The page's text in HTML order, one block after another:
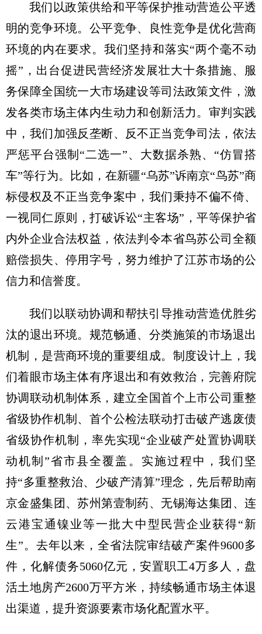
我们以政策供给和平等保护推动营造公平透
明的竞争环境。公平竞争、良性竞争是优化营商
环境的内在要求。我们坚持和落实“两个毫不动
摇”，出台促进民营经济发展壮大十条措施、服
务保障全国统一大市场建设等司法政策文件，激
发各类市场主体内生动力和创新活力。审判实践
中，我们加强反垄断、反不正当竞争司法，依法
严惩平台强制“二选一”、大数据杀熟、“仿冒搭
车”等行为。比如，在新疆“乌苏”诉南京“鸟苏”商
标侵权及不正当竞争案中，我们秉持不偏不倚、
一视同仁原则，打破诉讼“主客场”，平等保护省
内外企业合法权益，依法判令本省鸟苏公司全额
赔偿损失、停用字号，努力维护了江苏市场的公
信力和信誉度。
我们以联动协调和帮扶引导推动营造优胜劣
汰的退出环境。规范畅通、分类施策的市场退出
机制，是营商环境的重要组成。制度设计上，我
们着眼市场主体有序退出和有效救治，完善府院
协调联动机制体系，建立全国首个上市公司重整
省级协作机制、首个公检法联动打击破产逃废债
省级协作机制，率先实现“企业破产处置协调联
动机制”省市县全覆盖。实施过程中，我们坚
持“多重整救治、少破产清算”理念，先后帮助南
京金盛集团、苏州第壹制药、无锡海达集团、连
云港宝通镍业等一批大中型民营企业获得“新
生”。去年以来，全省法院审结破产案件9600多
件，化解债务5060亿元，安置职工4万多人，盘
活土地房产2600万平方米，持续畅通市场主体退
出渠道，提升资源要素市场化配置水平。